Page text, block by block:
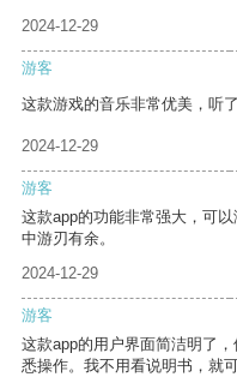
2024-12-29
游客
这款游戏的音乐非常优美，听
2024-12-29
游客
这款app的功能非常强大，可
中游刃有余。
2024-12-29
游客
这款app的用户界面简洁明了
悉操作。我不用看说明书，就